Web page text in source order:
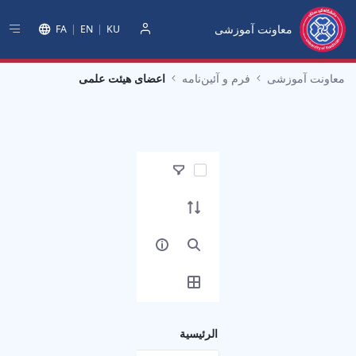
معاونت آموزشی FA EN KU
معاونت آموزشی فرم‌ و آئین‌نامه‌ اعضای هیئت علمی
تحديد عناصر
الرئيسية